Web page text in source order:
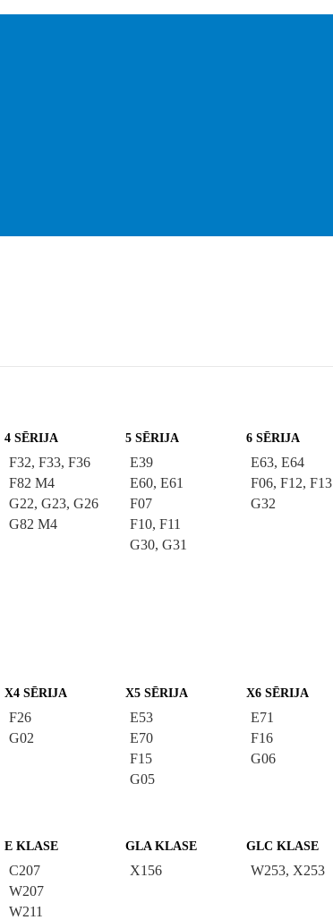
4 SĒRIJA
F32, F33, F36
F82 M4
G22, G23, G26
G82 M4
5 SĒRIJA
E39
E60, E61
F07
F10, F11
G30, G31
6 SĒRIJA
E63, E64
F06, F12, F13
G32
X4 SĒRIJA
F26
G02
X5 SĒRIJA
E53
E70
F15
G05
X6 SĒRIJA
E71
F16
G06
E KLASE
C207
W207
W211
GLA KLASE
X156
GLC KLASE
W253, X253